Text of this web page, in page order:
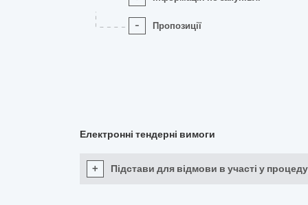
- Пропозиції
Електронні тендерні вимоги
+ Підстави для відмови в участі у